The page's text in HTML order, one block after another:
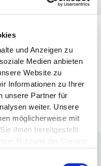
und Anzeigen zu
Medien anbieten
Website zu
Informationen zu Ihrer
unsere Partner für
weiter. Unsere
möglicherweise mit
ihnen bereitgestellt
Nutzung der Dienste